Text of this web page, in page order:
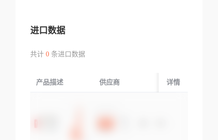
进口数据
共计 0条进口数据
产品描述 供应商 起运国/地区
详情